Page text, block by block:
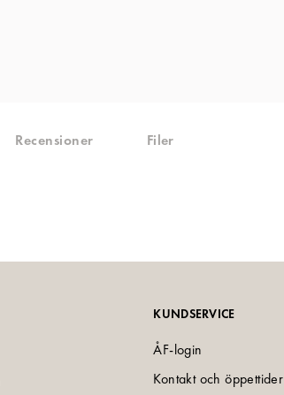
Recensioner Filer
KUNDSERVICE
ÅF-login
Kontakt och öppettider